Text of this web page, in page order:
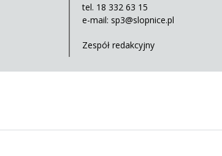
tel. 18 332 63 15
e-mail: sp3@slopnice.pl
Zespół redakcyjny